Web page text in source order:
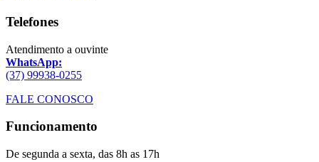
Telefones
Atendimento a ouvinte
WhatsApp:
(37) 99938-0255
FALE CONOSCO
Funcionamento
De segunda a sexta, das 8h as 17h